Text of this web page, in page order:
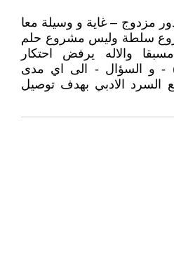
مزدوج – غاية و وسيلة معا
سلطة وليس مشروع حلم
والاله يرفض احتكار
- و السؤال - الى اي مدى
السرد الادبي بهدف توصيل